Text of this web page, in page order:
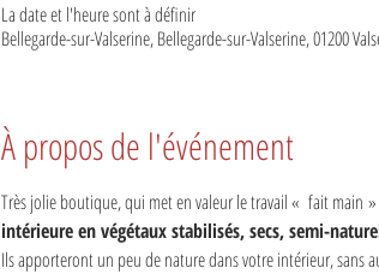
La date et l'heure sont à définir
Bellegarde-sur-Valserine, Bellegarde-sur-Valserine, 01200
À propos de l'événement
Très jolie boutique, qui met en valeur le travail «  fait main
intérieure en végétaux stabilisés, secs, semi-
Ils apporteront un peu de nature dans votre intérieur, sans